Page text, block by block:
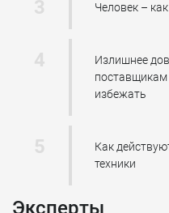
Человек –
Излишнее
поставщикам
избежать
Как
техники
Эксперты